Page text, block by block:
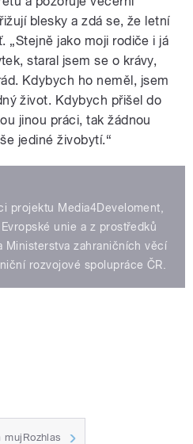
blesky a zdá se, že letní
„Stejně jako moji rodiče i já
staral jsem se o krávy,
Kdybych ho neměl, jsem
život. Kdybych přišel do
jinou práci, tak žádnou
jediné živobytí.“
projektu Media4Develoment,
unie a z prostředků
Ministerstva zahraničních věcí
rozvojové spolupráce ČR.